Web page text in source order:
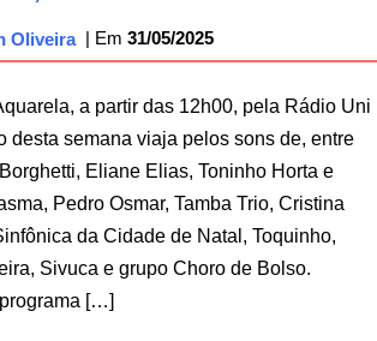
Oliveira 31/05/2025
a partir das 12h00, pela Rádio Uni
desta semana viaja pelos sons de, entre
Eliane Elias, Toninho Horta e
Pedro Osmar, Tamba Trio, Cristina
da Cidade de Natal, Toquinho,
Sivuca e grupo Choro de Bolso.
[…]